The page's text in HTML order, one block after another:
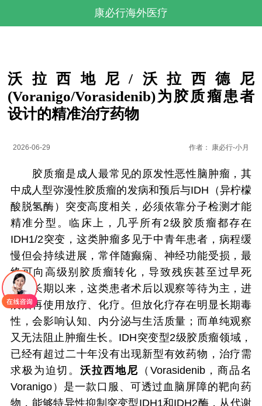
康必行海外医疗
沃拉西地尼/沃拉西德尼
(Voranigo/Vorasidenib)为胶质瘤患者
设计的精准治疗药物
2026-06-29 作者： 康必行-小月
胶质瘤是成人最常见的原发性恶性脑肿瘤，其
中成人型弥漫性胶质瘤的发病和预后与IDH（异柠檬
酸脱氢酶）突变高度相关，必须依靠分子检测才能
精准分型。临床上，几乎所有2级胶质瘤都存在
IDH1/2突变，这类肿瘤多见于中青年患者，病程缓
慢但会持续进展，常伴随癫痫、神经功能受损，最
终可向高级别胶质瘤转化，导致残疾甚至过早死
亡。长期以来，这类患者术后以观察等待为主，进
展后再使用放疗、化疗。但放化疗存在明显长期毒
性，会影响认知、内分泌与生活质量；而单纯观察
又无法阻止肿瘤生长。IDH突变型2级胶质瘤领域，
已经有超过二十年没有出现新型有效药物，治疗需
求极为迫切。沃拉西地尼 （Vorasidenib，商品名
Voranigo）是一款口服、可透过血脑屏障的靶向药
物，能够特异性抑制突变型IDH1和IDH2酶，从代谢